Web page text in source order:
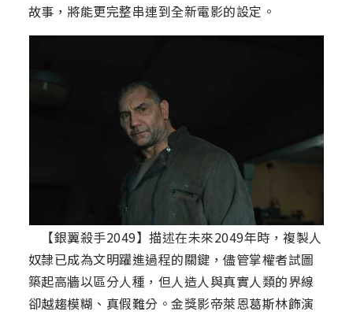
故事，將能更完整串連到全新電影的設定。
【銀翼殺手2049】描述在未來2049年時，複製人
奴隸已成為文明躍進過程的關鍵，儘管掌權者試圖
築起高牆以區分人種，但人造人與真實人類的界線
卻越趨模糊、真假難分。金獎影帝萊恩葛斯林飾演